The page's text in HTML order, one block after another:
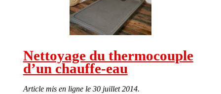
Nettoyage du thermocouple
d’un chauffe-eau
Article mis en ligne le 30 juillet 2014.